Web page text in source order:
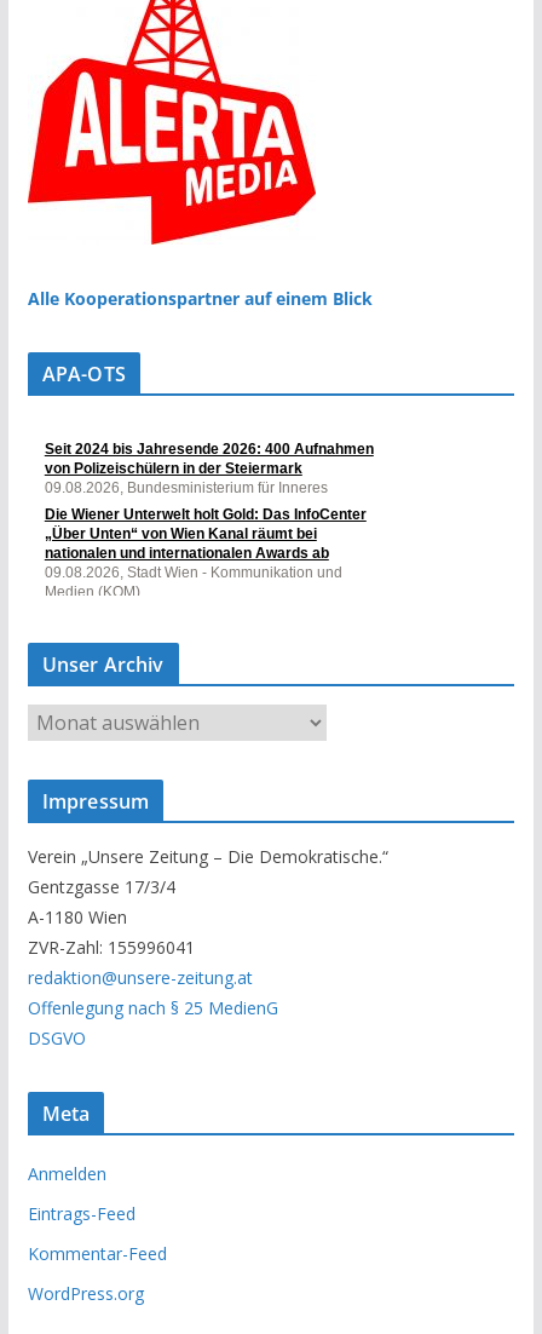
Alle Kooperationspartner auf einem Blick
APA-OTS
Unser Archiv
U
n
s
A
r
c
h
i
v
Impressum
Verein „Unsere Zeitung – Die Demokratische.“
Gentzgasse 17/3/4
A-1180 Wien
ZVR-Zahl: 155996041
redaktion@unsere-zeitung.at
Offenlegung nach § 25 MedienG
DSGVO
Meta
Anmelden
Eintrags-Feed
Kommentar-Feed
WordPress.org